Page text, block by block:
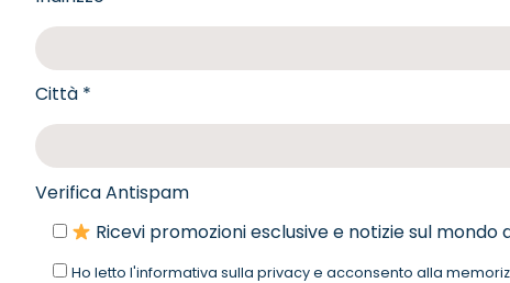
Città *
Verifica Antispam
Ricevi promozioni esclusive e notizie sul
Ho letto l'informativa sulla privacy e acconsento alla